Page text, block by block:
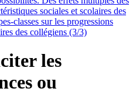
sociales et scolaires des
classes sur les progressions
des collégiens (3/3)
les
ou